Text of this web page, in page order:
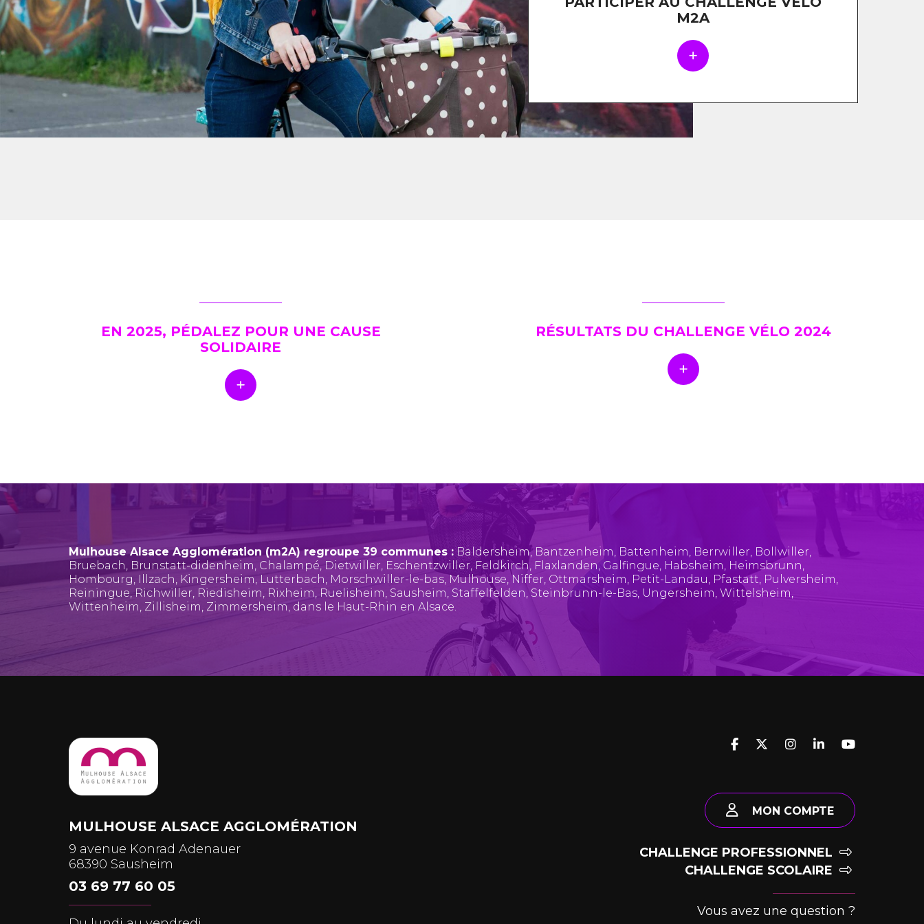
M2A
EN 2025, PÉDALEZ POUR UNE CAUSE
SOLIDAIRE
RÉSULTATS DU CHALLENGE VÉLO 2024
Mulhouse Alsace Agglomération (m2A) regroupe 39 communes : Baldersheim, Bantzenheim, Battenheim, Berrwiller, Bollwiller,
Bruebach, Brunstatt-didenheim, Chalampé, Dietwiller, Eschentzwiller, Feldkirch, Flaxlanden, Galfingue, Habsheim, Heimsbrunn,
Hombourg, Illzach, Kingersheim, Lutterbach, Morschwiller-le-bas,Mulhouse, Niffer, Ottmarsheim, Petit-Landau, Pfastatt, Pulversheim,
Reiningue, Richwiller, Riedisheim, Rixheim, Ruelisheim, Sausheim, Staffelfelden, Steinbrunn-le-Bas, Ungersheim, Wittelsheim,
Wittenheim, Zillisheim, Zimmersheim, dans le Haut-Rhin en Alsace.
MULHOUSE ALSACE AGGLOMÉRATION
9 avenue Konrad Adenauer
68390 Sausheim
03 69 77 60 05
MON COMPTE
CHALLENGE PROFESSIONNEL
CHALLENGE SCOLAIRE
Vous avez une question ?